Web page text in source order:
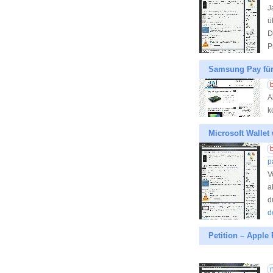
Samsung Pay
Microsoft
Petition – Apple